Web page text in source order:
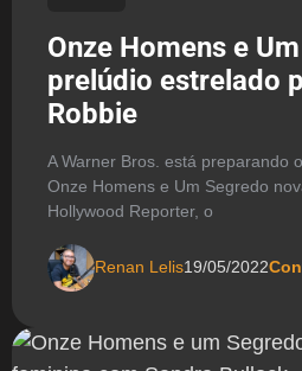
Onze Homens e
prelúdio estrelado
Robbie
A Warner Bros. está preparando
Onze Homens e Um Segredo
Hollywood Reporter, o
Renan Lelis19/05/2022